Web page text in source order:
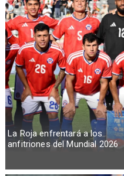
La Roja enfrentará a los
anfitriones del Mundial 2026